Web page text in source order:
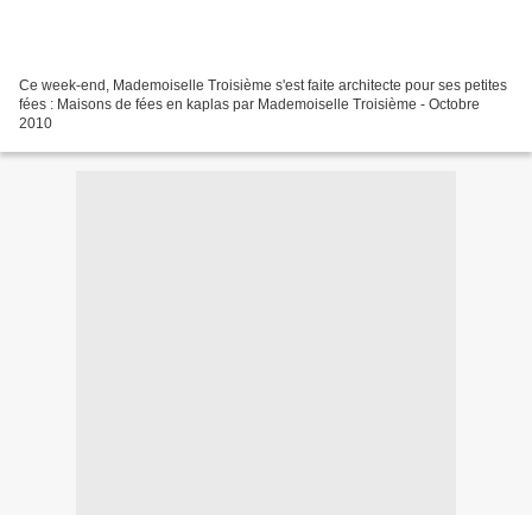
Ce week-end, Mademoiselle Troisième s'est faite architecte pour ses petites
fées : Maisons de fées en kaplas par Mademoiselle Troisième - Octobre
2010